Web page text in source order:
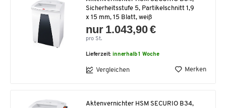
Sicherheitsstufe 5, Partikelschnitt 1,9
x 15 mm, 15 Blatt, weiß
nur 1.043,90 €
pro St.
Lieferzeit:innerhalb 1 Woche
Vergleichen Merken
Aktenvernichter HSM SECURIO B34,